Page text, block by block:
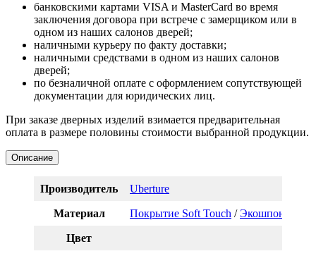
банковскими картами VISA и MasterCard во время
заключения договора при встрече с замерщиком или в
одном из наших салонов дверей;
наличными курьеру по факту доставки;
наличными средствами в одном из наших салонов
дверей;
по безналичной оплате с оформлением сопутствующей
документации для юридических лиц.
При заказе дверных изделий взимается предварительная
оплата в размере половины стоимости выбранной продукции.
Описание
Производитель Uberture
Материал Покрытие Soft Touch /Экошпон
Цвет